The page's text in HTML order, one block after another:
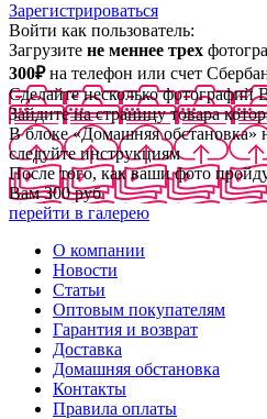
Зарегистрироваться
Войти как пользователь:
Загрузите не меннее трех
300₽на телефон или счет
Сделайте несколько фотографий
Зайдите на страницу товара
В блоке «Домашняя обстановка»
следуйте инструкциям
После того, как ваши фото
Вам 300 руб
перейти в галерею
О компании
Новости
Статьи
Оптовым покупателям
Гарантия и возврат
Доставка
Домашняя обстановка
Контакты
Правила оплаты